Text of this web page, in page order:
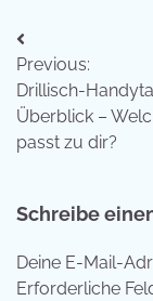
Previous:
Drillisch-
Überblick –
passt zu dir?
Schreibe
Deine E-Mail-
Erforderliche